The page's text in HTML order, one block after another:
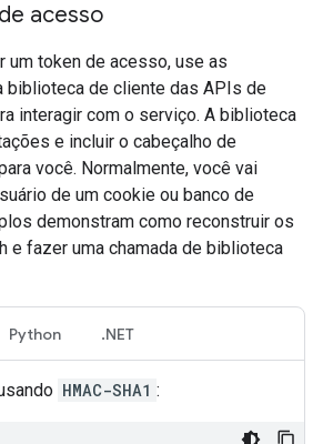
acesso
um token de acesso, use as
biblioteca de cliente das APIs de
interagir com o serviço. A biblioteca
e incluir o cabeçalho de
você. Normalmente, você vai
de um cookie ou banco de
demonstram como reconstruir os
e fazer uma chamada de biblioteca
Python .NET
HMAC-SHA1 :